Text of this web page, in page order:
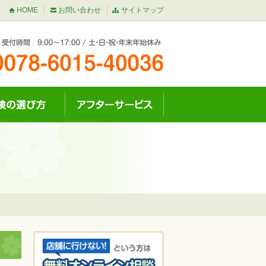
HOME お問い合わせ サイトマップ